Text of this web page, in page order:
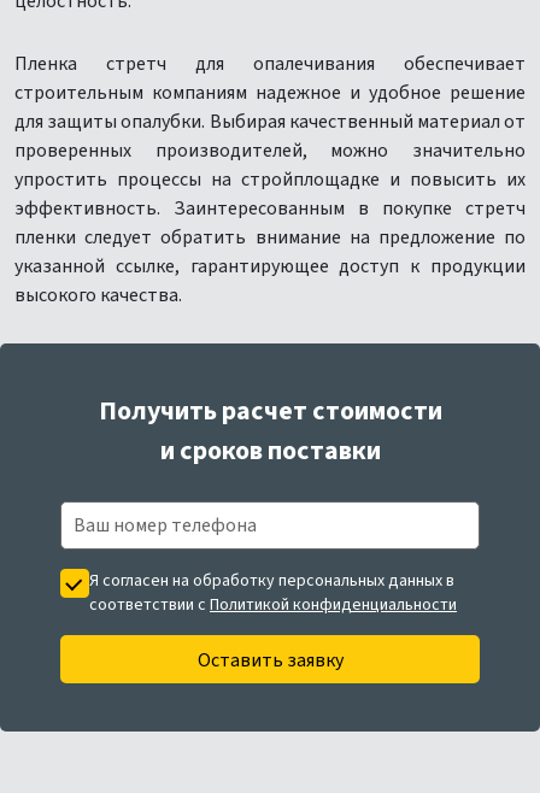
Пленка стретч для опалечивания обеспечивает
строительным компаниям надежное и удобное решение
для защиты опалубки. Выбирая качественный материал от
проверенных производителей, можно значительно
упростить процессы на стройплощадке и повысить их
эффективность. Заинтересованным в покупке стретч
пленки следует обратить внимание на предложение по
указанной ссылке, гарантирующее доступ к продукции
высокого качества.
Получить расчет стоимости
и сроков поставки
Я согласен на обработку персональных данных в
соответствии с Политикой конфиденциальности
Оставить заявку